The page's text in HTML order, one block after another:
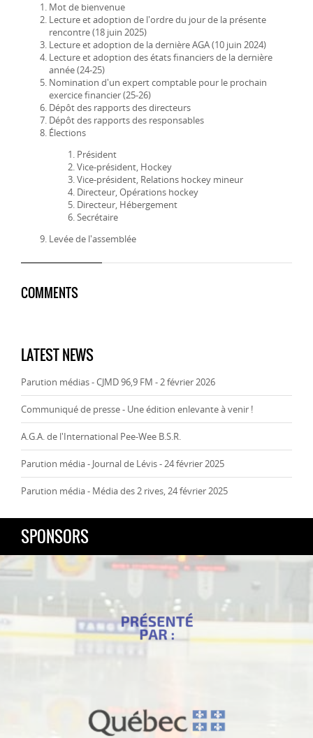
Mot de bienvenue
Lecture et adoption de l'ordre du jour de la présente
rencontre (18 juin 2025)
Lecture et adoption de la dernière AGA (10 juin 2024)
Lecture et adoption des états financiers de la dernière
année (24-25)
Nomination d'un expert comptable pour le prochain
exercice financier (25-26)
Dépôt des rapports des directeurs
Dépôt des rapports des responsables
Élections
Président
Vice-président, Hockey
Vice-président, Relations hockey mineur
Directeur, Opérations hockey
Directeur, Hébergement
Secrétaire
Levée de l'assemblée
COMMENTS
LATEST NEWS
Parution médias - CJMD 96,9 FM - 2 février 2026
Communiqué de presse - Une édition enlevante à venir !
A.G.A. de l'International Pee-Wee B.S.R.
Parution média - Journal de Lévis - 24 février 2025
Parution média - Média des 2 rives, 24 février 2025
SPONSORS